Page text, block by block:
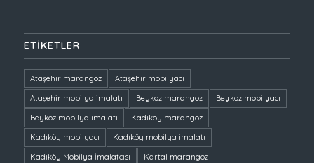
ETIKETLER
Ataşehir marangoz
Ataşehir mobilyacı
Ataşehir mobilya imalatı
Beykoz marangoz
Beykoz mobilyacı
Beykoz mobilya imalatı
Kadıköy marangoz
Kadıköy mobilyacı
Kadıköy mobilya imalatı
Kadıköy Mobilya İmalatçısı
Kartal marangoz